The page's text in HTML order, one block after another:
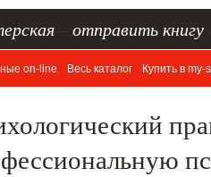
отправить книгу
on-line Весь каталог Купить в my-